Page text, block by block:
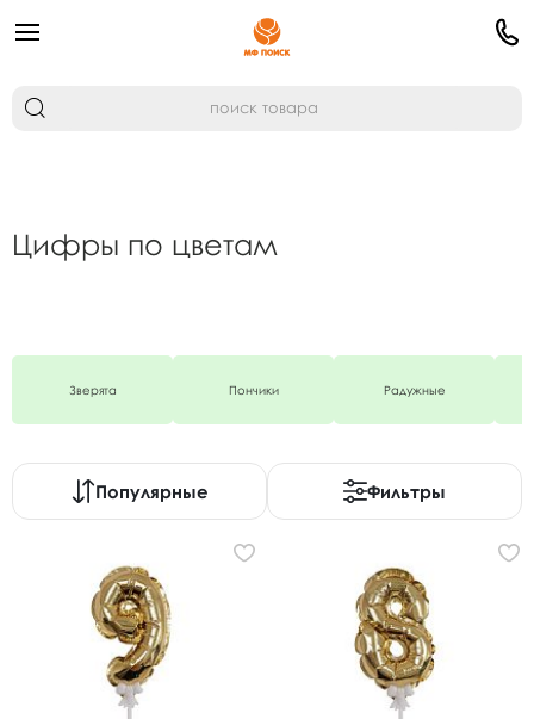
Цифры по цветам
Зверята Пончики Радужные
Популярные Фильтры